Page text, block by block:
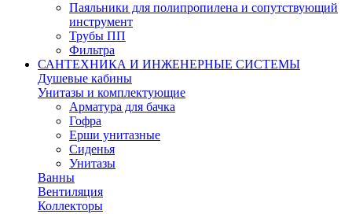
Паяльники для полипропилена и сопутствующий
инструмент
Трубы ПП
Фильтра
САНТЕХНИКА И ИНЖЕНЕРНЫЕ СИСТЕМЫ
Душевые кабины
Унитазы и комплектующие
Арматура для бачка
Гофра
Ерши унитазные
Сиденья
Унитазы
Ванны
Вентиляция
Коллекторы